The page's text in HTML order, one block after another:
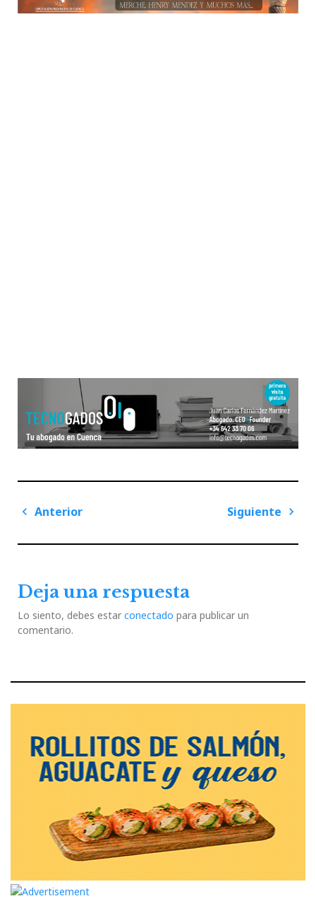
Navegación
entradas
Anterior
Siguiente
Deja una respuesta
Lo siento, debes estar conectado para publicar un
comentario.